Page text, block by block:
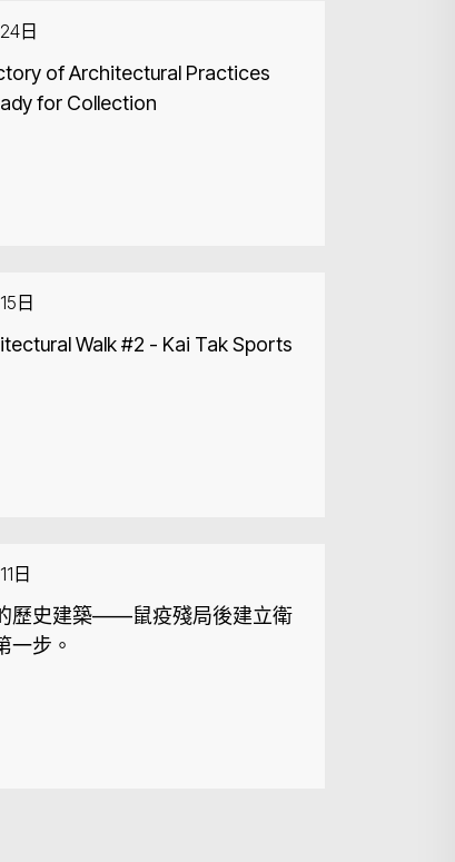
日
of Architectural Practices
for Collection
日
Walk #2 - Kai Tak Sports
日
歷史建築——鼠疫殘局後建立衛
一步。